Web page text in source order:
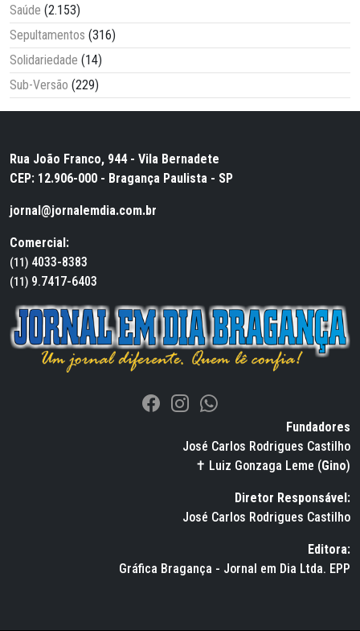
Saúde (2.153)
Sepultamentos (316)
Solidariedade (14)
Sub-Versão (229)
Rua João Franco, 944 - Vila Bernadete
CEP: 12.906-000 - Bragança Paulista - SP
jornal@jornalemdia.com.br
Comercial:
(11) 4033-8383
(11) 9.7417-6403
Fundadores
José Carlos Rodrigues Castilho
✝ Luiz Gonzaga Leme (Gino)
Diretor Responsável:
José Carlos Rodrigues Castilho
Editora:
Gráfica Bragança - Jornal em Dia Ltda. EPP